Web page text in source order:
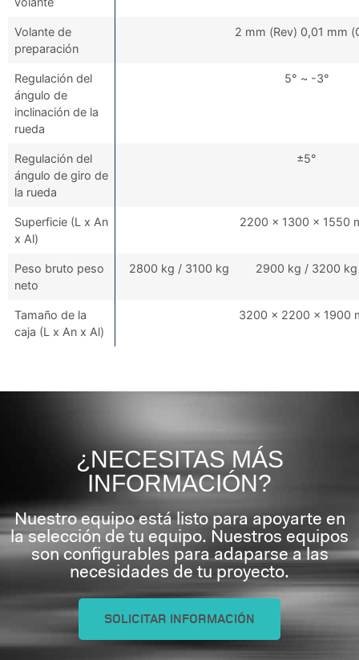
Volante de
preparación
2 mm (Rev) 0,01 mm
Regulación del
ángulo de
inclinación de la
rueda
5° ~ -3°
Regulación del
ángulo de giro de
la rueda
±5°
Superficie (L x An
x Al)
2200 x 1300 x 1550
Peso bruto peso
neto
2800 kg / 3100 kg 2900 kg / 3200 kg
Tamaño de la
caja (L x An x Al)
3200 x 2200 x 1900
¿NECESITAS MÁS
INFORMACIÓN?
Nuestro equipo está listo para apoyarte en
la selección de tu equipo. Nuestros equipos
son configurables para adaparse a las
necesidades de tu proyecto.
SOLICITAR INFORMACIÓN